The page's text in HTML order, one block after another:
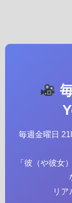
毎週金曜日
「彼（や彼女
リア